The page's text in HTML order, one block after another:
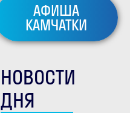
АФИША
КАМЧАТКИ
НОВОСТИ
ДНЯ